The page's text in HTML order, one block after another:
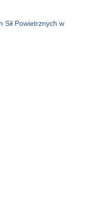
Sił Powietrznych w